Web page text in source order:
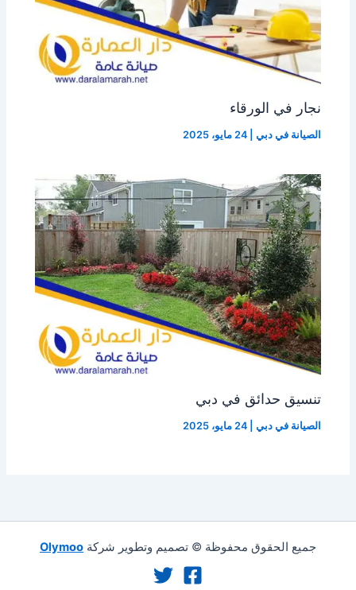
نجار في الورقاء
الصيانة في دبي |24 مايو، 2025
تنسيق حدائق في دبي
الصيانة في دبي |24 مايو، 2025
جميع الحقوق محفوظة © تصميم وتطوير شركة Olymoo